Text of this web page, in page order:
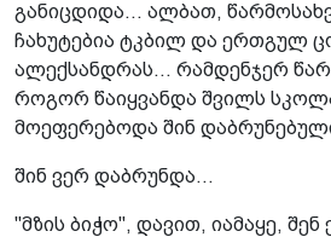
განიცდიდა... ალბათ,
ჩახუტებია ტკბილ და ერთგულ
ალექსანდრას... რამდენჯერ
როგორ წაიყვანდა შვილს
მოეფერებოდა შინ
შინ ვერ დაბრუნდა...
"მზის ბიჭო", დავით, იამაყე,